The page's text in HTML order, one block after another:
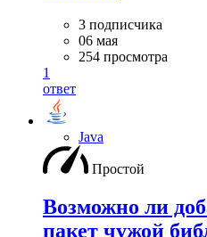
3 подписчика
06 мая
254 просмотра
1
ответ
Java
Простой
Возможно ли
пакет чужой